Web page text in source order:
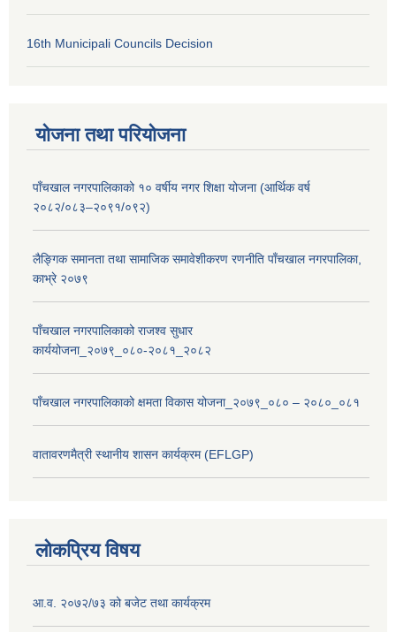
16th Municipali Councils Decision
योजना तथा परियोजना
पाँचखाल नगरपालिकाको १० वर्षीय नगर शिक्षा योजना (आर्थिक वर्ष
२०८२/०८३–२०९१/०९२)
लैङ्गिक समानता तथा सामाजिक समावेशीकरण रणनीति पाँचखाल नगरपालिका,
काभ्रे २०७९
पाँचखाल नगरपालिकाको राजश्व सुधार
कार्ययोजना_२०७९_०८०-२०८१_२०८२
पाँचखाल नगरपालिकाको क्षमता विकास योजना_२०७९_०८० – २०८०_०८१
वातावरणमैत्री स्थानीय शासन कार्यक्रम (EFLGP)
लोकप्रिय विषय
आ.व. २०७२/७३ को बजेट तथा कार्यक्रम